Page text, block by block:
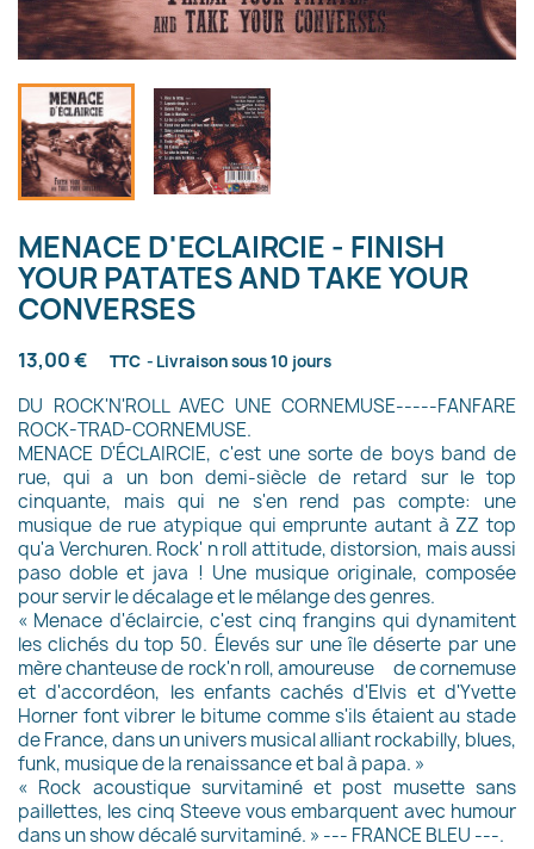
MENACE D'ECLAIRCIE - FINISH
YOUR PATATES AND TAKE YOUR
CONVERSES
13,00 € TTC Livraison sous 10 jours
DU ROCK'N'ROLL AVEC UNE CORNEMUSE-----FANFARE
ROCK-TRAD-CORNEMUSE.
MENACE D'ÉCLAIRCIE, c'est une sorte de boys band de
rue, qui a un bon demi-siècle de retard sur le top
cinquante, mais qui ne s'en rend pas compte: une
musique de rue atypique qui emprunte autant à ZZ top
qu'a Verchuren. Rock' n roll attitude, distorsion, mais aussi
paso doble et java ! Une musique originale, composée
pour servir le décalage et le mélange des genres.
« Menace d'éclaircie, c'est cinq frangins qui dynamitent
les clichés du top 50. Élevés sur une île déserte par une
mère chanteuse de rock'n roll, amoureuse
de cornemuse
et d'accordéon, les enfants cachés d'Elvis et d'Yvette
Horner font vibrer le bitume comme s'ils étaient au stade
de France, dans un univers musical alliant rockabilly, blues,
funk, musique de la renaissance et bal à papa. »
« Rock acoustique survitaminé et post musette sans
paillettes, les cinq Steeve vous embarquent avec humour
dans un show décalé survitaminé. » --- FRANCE BLEU ---.